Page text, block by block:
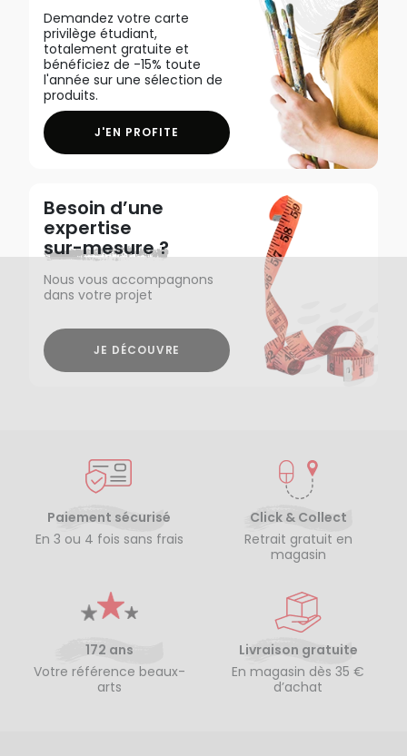
Demandez votre carte
privilège étudiant,
totalement gratuite et
bénéficiez de -15% toute
l'année sur une sélection de
produits.
J'EN PROFITE
Besoin d’une
expertise
sur-mesure ?
Nous vous accompagnons
dans votre projet
JE DÉCOUVRE
Paiement sécurisé
En 3 ou 4 fois sans frais
Click & Collect
Retrait gratuit en
magasin
172 ans
Votre référence beaux-
arts
Livraison gratuite
En magasin dès 35 €
d’achat